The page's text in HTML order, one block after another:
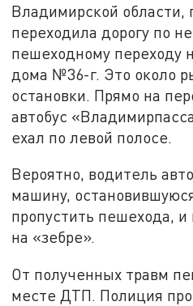
Владимирской
переходила дорогу по
пешеходному переходу
дома №36-г. Это около
остановки. Прямо на
автобус
ехал по левой полосе.
Вероятно, водитель
машину,
пропустить пешехода,
на «зебре».
От полученных травм
месте ДТП. Полиция